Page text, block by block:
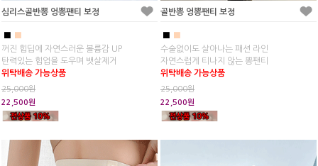
심리스골반뽕 엉뽕팬티 보정
■
꺼진 힙딥에 자연스러운 볼륨감 UP
탄력있는 힙업을 도우며 뱃살제거
위탁배송 가능상품
25,000원
22,500원
골반뽕 엉뽕팬티 보정
■
수술없이도 살아나는 패션 라인
자연스럽게 티나지 않는 뽕팬티
위탁배송 가능상품
25,000원
22,500원